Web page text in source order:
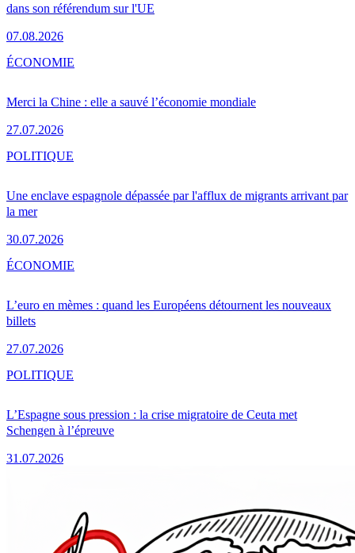
dans son référendum sur l'UE
07.08.2026
Merci la Chine : elle a sauvé l’économie mondiale
27.07.2026
ÉCONOMIE
Une enclave espagnole dépassée par l'afflux de migrants arrivant par
la mer
30.07.2026
POLITIQUE
L’euro en mèmes : quand les Européens détournent les nouveaux
billets
27.07.2026
ÉCONOMIE
L’Espagne sous pression : la crise migratoire de Ceuta met
Schengen à l’épreuve
31.07.2026
POLITIQUE